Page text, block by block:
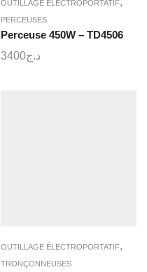
OUTILLAGE ÉLECTROPORTATIF
PERCEUSES
Perceuse 450W – TD4506
د.ج3400
OUTILLAGE ÉLECTROPORTATIF,
TRONÇONNEUSES